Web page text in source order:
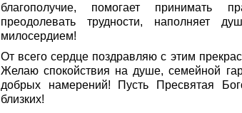
благополучие, помогает принимать
преодолевать трудности, наполняет
милосердием!
От всего сердце поздравляю с этим
Желаю спокойствия на душе, семейной
добрых намерений! Пусть Пресвятая
близких!